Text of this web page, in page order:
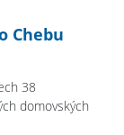
Chebu
38
domovských